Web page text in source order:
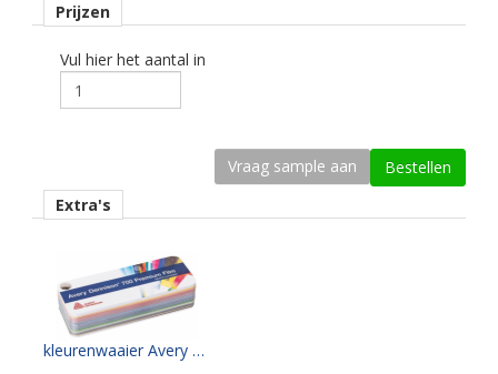
Kleefkracht (N/1000 mm)
gecoat kraft papier
Minimale aanbrengstemperatuur (°C)
Temperatuurbereik (°C)
-40 tot +90.
Levensduurverwachting
Prijzen
Vul hier het aantal in
Extra's
kleurenwaaier Avery PF700 serie